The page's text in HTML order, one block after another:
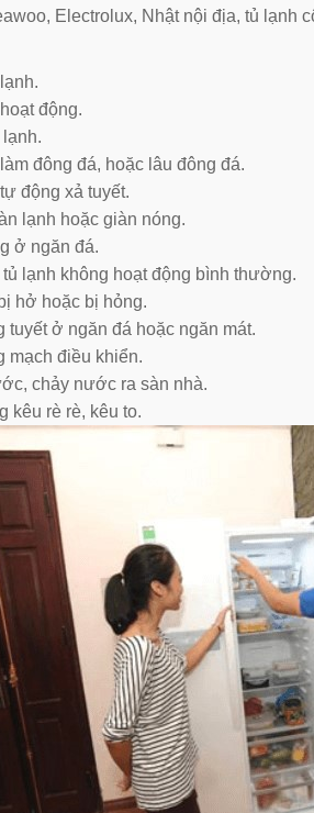
Electrolux, Nhật nội địa, tủ lạnh
động.
đông đá, hoặc lâu đông đá.
động xả tuyết.
lạnh hoặc giàn nóng.
ở ngăn đá.
tủ lạnh không hoạt động bình thường.
hở hoặc bị hỏng.
tuyết ở ngăn đá hoặc ngăn mát.
mạch điều khiển.
chảy nước ra sàn nhà.
kêu rè rè, kêu to.